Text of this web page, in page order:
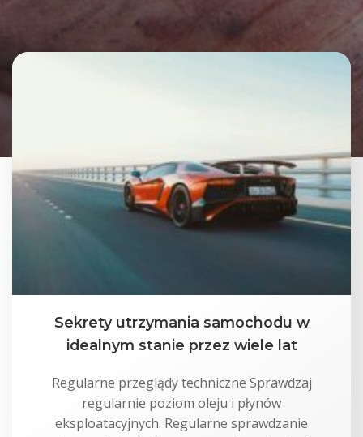
Sekrety utrzymania samochodu w
idealnym stanie przez wiele lat
Regularne przeglądy techniczne Sprawdzaj
regularnie poziom oleju i płynów
eksploatacyjnych. Regularne sprawdzanie